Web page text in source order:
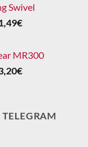
Swivel
€
MR300
€